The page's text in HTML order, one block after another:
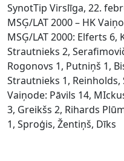
SynotTip Virslīga, 22.
MSĢ/LAT 2000 – HK
MSĢ/LAT 2000: Elferts 6,
Strautnieks 2,
Rogonovs 1, Putniņš 1,
Strautnieks 1, Reinholds,
Vaiņode: Pāvils 14,
3, Greikšs 2, Rihards
1, Sproģis, Žentiņš, Dīks